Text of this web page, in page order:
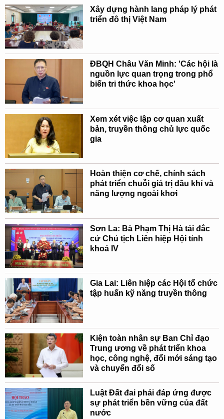
Xây dựng hành lang pháp lý phát
triển đô thị Việt Nam
ĐBQH Châu Văn Minh: 'Các hội là
nguồn lực quan trọng trong phổ
biến tri thức khoa học'
Xem xét việc lập cơ quan xuất
bản, truyền thông chủ lực quốc
gia
Hoàn thiện cơ chế, chính sách
phát triển chuỗi giá trị dầu khí và
năng lượng ngoài khơi
Sơn La: Bà Phạm Thị Hà tái đắc
cử Chủ tịch Liên hiệp Hội tỉnh
khoá IV
Gia Lai: Liên hiệp các Hội tổ chức
tập huấn kỹ năng truyền thông
Kiện toàn nhân sự Ban Chỉ đạo
Trung ương về phát triển khoa
học, công nghệ, đổi mới sáng tạo
và chuyển đổi số
Luật Đất đai phải đáp ứng được
sự phát triển bền vững của đất
nước